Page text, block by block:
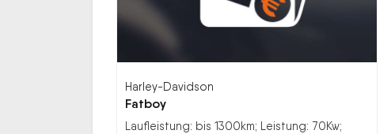
Harley-Davidson
Fatboy
Laufleistung: bis 1300km; Leistung: 70Kw;